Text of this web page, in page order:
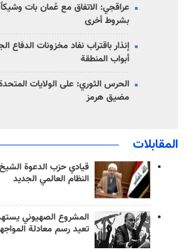
عراقجي: الاتفاق مع عُمان بات
بشروط أخرى
إنذار باقتراب نفاد مخزونات الدفاع
أبواب المنطقة
الحرس الثوري: على الولايات
مضيق هرمز
المقابلات
قيادي حزب الدعوة
النظام العالمي الجديد
المشروع الصهيوني
تعيد رسم معادلة